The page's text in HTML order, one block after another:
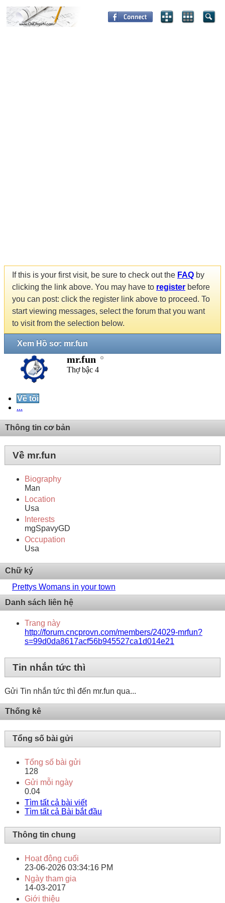
If this is your first visit, be sure to check out the FAQ by
clicking the link above. You may have to register before
you can post: click the register link above to proceed. To
start viewing messages, select the forum that you want
to visit from the selection below.
Xem Hồ sơ: mr.fun
mr.fun
Thợ bậc 4
Về tôi
...
Thông tin cơ bản
Về mr.fun
Biography
Man
Location
Usa
Interests
mgSpavyGD
Occupation
Usa
Chữ ký
Prettys Womans in your town
Danh sách liên hệ
Trang này
http://forum.cncprovn.com/members/24029-mrfun?
s=99d0da8617acf56b945527ca1d014e21
Tin nhắn tức thì
Gửi Tin nhắn tức thì đến mr.fun qua...
Thống kê
Tổng số bài gửi
Tổng số bài gửi
128
Gửi mỗi ngày
0.04
Tìm tất cả bài viết
Tìm tất cả Bài bắt đầu
Thông tin chung
Hoạt động cuối
23-06-2026 03:34:16 PM
Ngày tham gia
14-03-2017
Giới thiệu